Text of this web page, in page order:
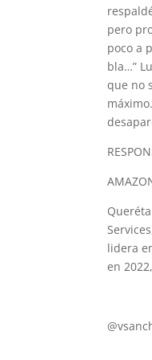
pero
poco a
bla…”
que no
lidera
en